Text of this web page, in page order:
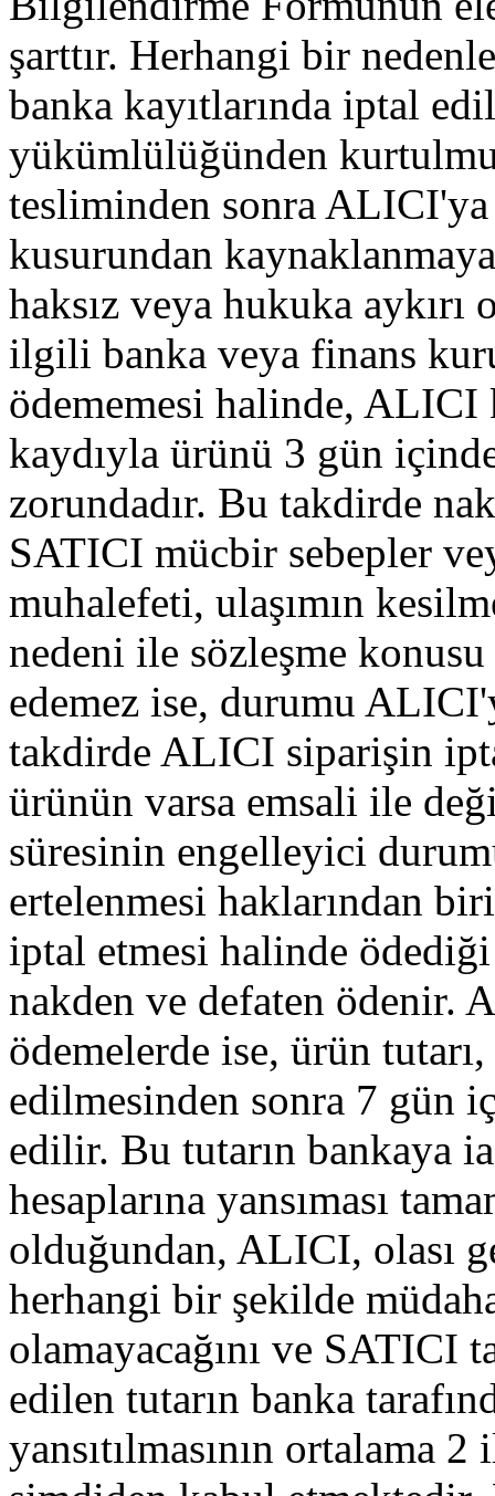
şarttır. Herhangi bir
banka kayıtlarında iptal
yükümlülüğünden
tesliminden sonra
kusurundan
haksız veya hukuka aykırı
ilgili banka veya finans
ödememesi halinde, ALICI
kaydıyla ürünü 3 gün
zorundadır. Bu takdirde
SATICI mücbir sebepler
muhalefeti, ulaşımın
nedeni ile sözleşme
edemez ise, durumu
takdirde ALICI siparişin
ürünün varsa emsali ile
süresinin engelleyici
ertelenmesi haklarından
iptal etmesi halinde
nakden ve defaten ödenir.
ödemelerde ise, ürün
edilmesinden sonra 7 gün
edilir. Bu tutarın bankaya
hesaplarına yansıması
olduğundan, ALICI, olası
herhangi bir şekilde
olamayacağını ve SATICI
edilen tutarın banka
yansıtılmasının ortalama